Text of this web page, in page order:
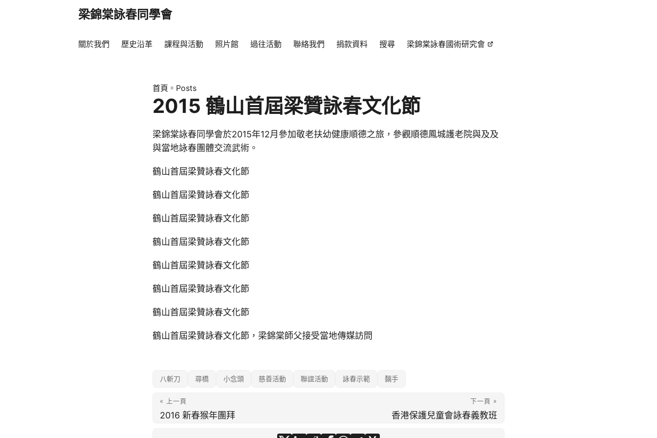
梁錦棠詠春同學會
關於我們 歷史沿革 課程與活動 照片館 過往活動 聯絡我們 捐款資料 搜尋 梁錦棠詠春國術研究會
首頁 » Posts
2015 鶴山首屆梁贊詠春文化節
梁錦棠詠春同學會於2015年12月參加敬老扶幼健康順德之旅，參觀順德鳳城護老院與及及
與當地詠春團體交流武術。
鶴山首屆梁贊詠春文化節
鶴山首屆梁贊詠春文化節
鶴山首屆梁贊詠春文化節
鶴山首屆梁贊詠春文化節
鶴山首屆梁贊詠春文化節
鶴山首屆梁贊詠春文化節
鶴山首屆梁贊詠春文化節
鶴山首屆梁贊詠春文化節，梁錦棠師父接受當地傳媒訪問
八斬刀 尋橋 小念頭 慈善活動 聯誼活動 詠春示範 黐手
« 上一頁
2016 新春猴年團拜
下一頁 »
香港保護兒童會詠春義教班